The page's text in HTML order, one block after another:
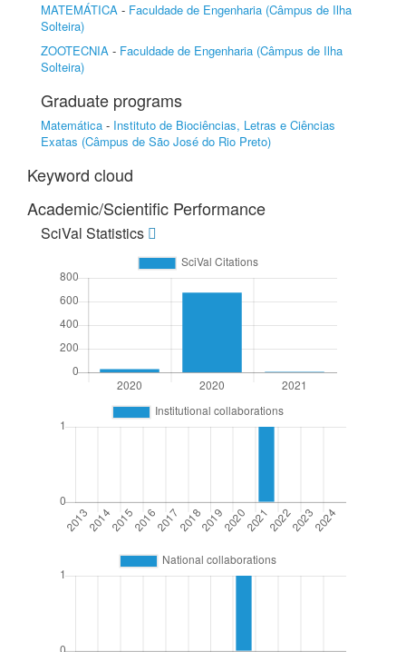
MATEMÁTICA - Faculdade de Engenharia (Câmpus de Ilha
Solteira)
ZOOTECNIA - Faculdade de Engenharia (Câmpus de Ilha
Solteira)
Graduate programs
Matemática - Instituto de Biociências, Letras e Ciências
Exatas (Câmpus de São José do Rio Preto)
Keyword cloud
Academic/Scientific Performance
SciVal Statistics